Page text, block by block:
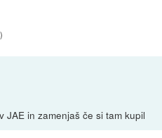
)
JAE in zamenjaš če si tam kupil